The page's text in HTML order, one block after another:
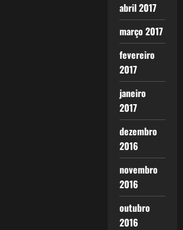
abril 2017
março 2017
fevereiro
2017
janeiro
2017
dezembro
2016
novembro
2016
outubro
2016